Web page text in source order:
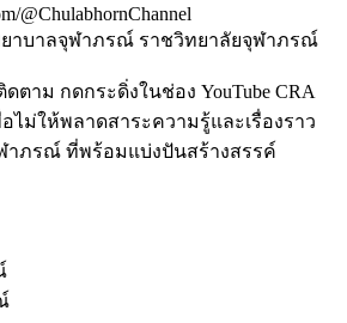
@ChulabhornChannel
พยาบาลจุฬาภรณ์ ราชวิทยาลัยจุฬาภรณ์
ดตาม กดกระดิ่งในช่อง YouTube CRA
พื่อไม่ให้พลาดสาระความรู้และเรื่องราว
าภรณ์ ที่พร้อมแบ่งปันสร้างสรรค์